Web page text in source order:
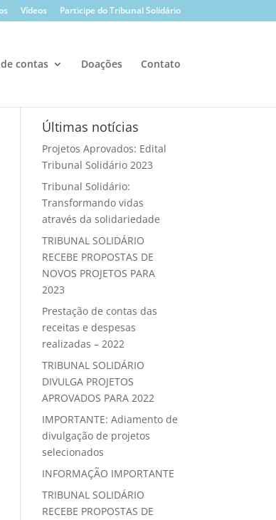
Vídeos Participe do Tribunal Solidário
contas Doações Contato
Últimas notícias
Projetos Aprovados: Edital
Tribunal Solidário 2023
Tribunal Solidário:
Transformando vidas
através da solidariedade
TRIBUNAL SOLIDÁRIO
RECEBE PROPOSTAS DE
NOVOS PROJETOS PARA
2023
Prestação de contas das
receitas e despesas
realizadas – 2022
TRIBUNAL SOLIDÁRIO
DIVULGA PROJETOS
APROVADOS PARA 2022
IMPORTANTE: Adiamento de
divulgação de projetos
selecionados
INFORMAÇÃO IMPORTANTE
TRIBUNAL SOLIDÁRIO
RECEBE PROPOSTAS DE